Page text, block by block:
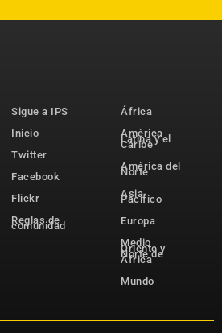
Sigue a IPS
Inicio
Twitter
Facebook
Flickr
Reglas de
comunidad
África
América
Latina y el
Caribe
América del
Norte
Asia-
Pacífico
Europa
Medio
Oriente y
Norte de
África
Mundo